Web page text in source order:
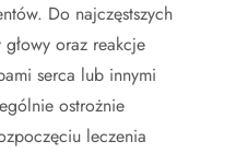
Do najczęstszych
oraz reakcje
serca lub innymi
ostrożnie
leczenia